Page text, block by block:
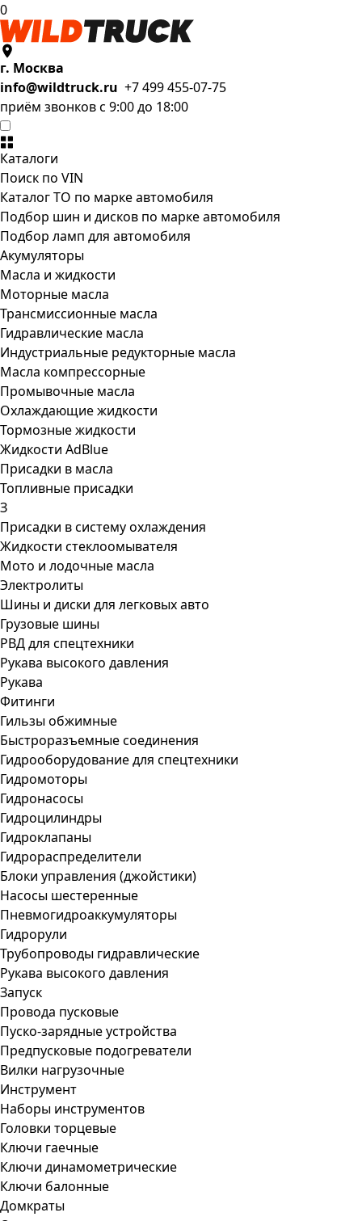
0
г. Москва
info@wildtruck.ru +7 499 455-07-75
приём звонков с 9:00 до 18:00
Каталоги
Поиск по VIN
Каталог ТО по марке автомобиля
Подбор шин и дисков по марке автомобиля
Подбор ламп для автомобиля
Акумуляторы
Масла и жидкости
Моторные масла
Трансмиссионные масла
Гидравлические масла
Индустриальные редукторные масла
Масла компрессорные
Промывочные масла
Охлаждающие жидкости
Тормозные жидкости
Жидкости AdBlue
Присадки в масла
Топливные присадки
З
Присадки в систему охлаждения
Жидкости стеклоомывателя
Мото и лодочные масла
Электролиты
Шины и диски для легковых авто
Грузовые шины
РВД для спецтехники
Рукава высокого давления
Рукава
Фитинги
Гильзы обжимные
Быстроразъемные соединения
Гидрооборудование для спецтехники
Гидромоторы
Гидронасосы
Гидроцилиндры
Гидроклапаны
Гидрораспределители
Блоки управления (джойстики)
Насосы шестеренные
Пневмогидроаккумуляторы
Гидрорули
Трубопроводы гидравлические
Рукава высокого давления
Запуск
Провода пусковые
Пуско-зарядные устройства
Предпусковые подогреватели
Вилки нагрузочные
Инструмент
Наборы инструментов
Головки торцевые
Ключи гаечные
Ключи динамометрические
Ключи балонные
Домкраты